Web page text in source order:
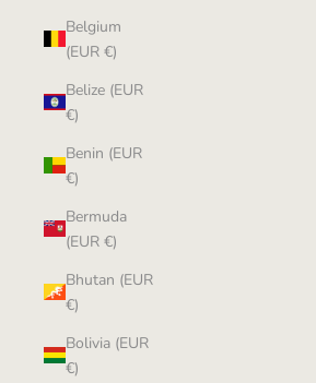
Belgium
(EUR €)
Belize (EUR
€)
Benin (EUR
€)
Bermuda
(EUR €)
Bhutan (EUR
€)
Bolivia (EUR
€)